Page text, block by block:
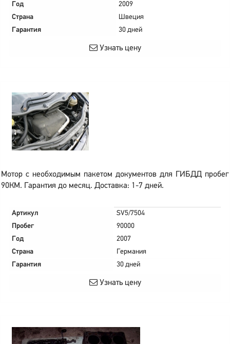
Год
2009
Страна
Швеция
Гарантия
30 дней
Узнать цену
Мотор с необходимым пакетом документов для ГИБДД пробег
90КМ. Гарантия до месяц. Доставка: 1-7 дней.
Артикул
SV5/7504
Пробег
90000
Год
2007
Страна
Германия
Гарантия
30 дней
Узнать цену